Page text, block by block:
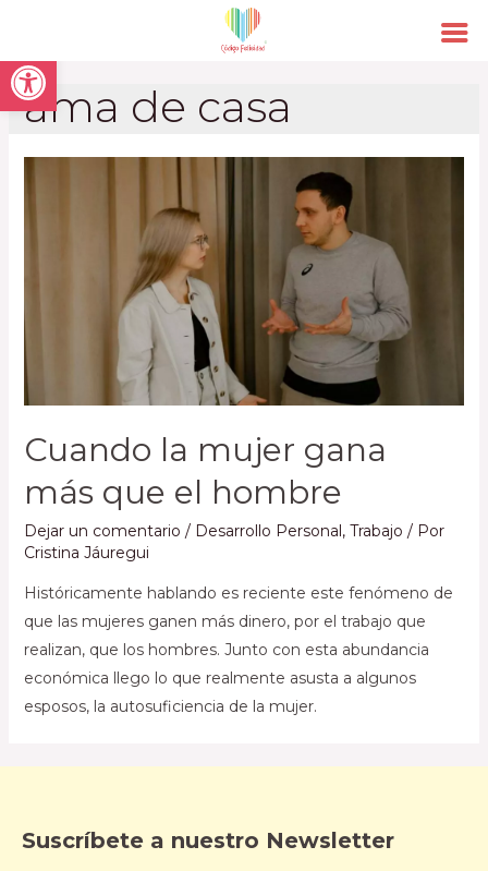
Open toolbar
ama de casa
Cuando la mujer gana
más que el hombre
Dejar un comentario / Desarrollo Personal, Trabajo / Por
Cristina Jáuregui
Históricamente hablando es reciente este fenómeno de
que las mujeres ganen más dinero, por el trabajo que
realizan, que los hombres. Junto con esta abundancia
económica llego lo que realmente asusta a algunos
esposos, la autosuficiencia de la mujer.
Suscríbete a nuestro Newsletter